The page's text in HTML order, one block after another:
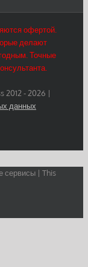
офертой.
делают
Точные
2012 - 2026 |
данных
сервисы | This